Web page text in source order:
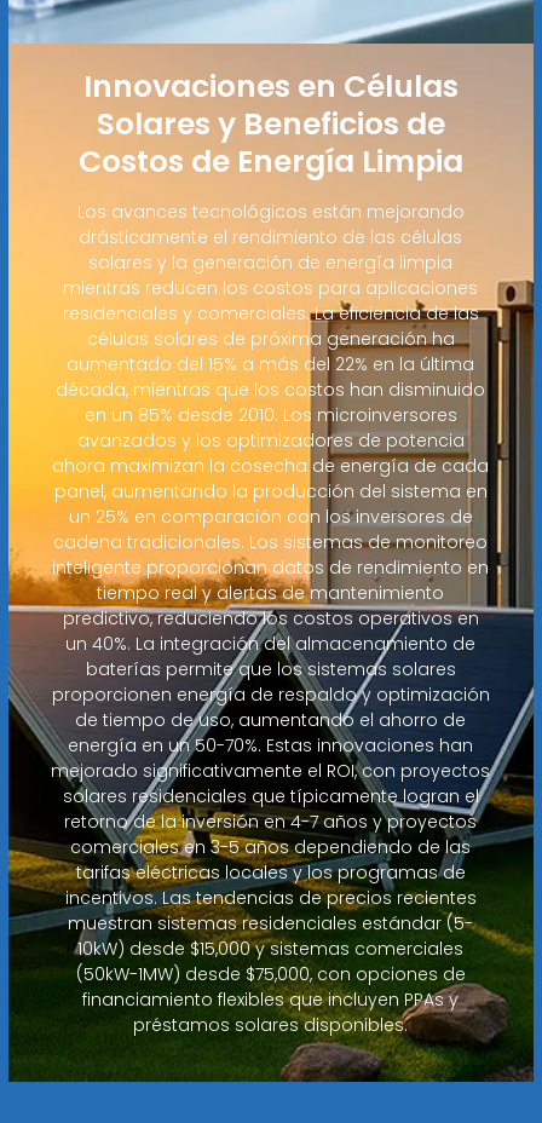
Innovaciones en Células
Solares y Beneficios de
Costos de Energía Limpia
Los avances tecnológicos están mejorando
drásticamente el rendimiento de las células
solares y la generación de energía limpia
mientras reducen los costos para aplicaciones
residenciales y comerciales. La eficiencia de las
células solares de próxima generación ha
aumentado del 15% a más del 22% en la última
década, mientras que los costos han disminuido
en un 85% desde 2010. Los microinversores
avanzados y los optimizadores de potencia
ahora maximizan la cosecha de energía de cada
panel, aumentando la producción del sistema en
un 25% en comparación con los inversores de
cadena tradicionales. Los sistemas de monitoreo
inteligente proporcionan datos de rendimiento en
tiempo real y alertas de mantenimiento
predictivo, reduciendo los costos operativos en
un 40%. La integración del almacenamiento de
baterías permite que los sistemas solares
proporcionen energía de respaldo y optimización
de tiempo de uso, aumentando el ahorro de
energía en un 50-70%. Estas innovaciones han
mejorado significativamente el ROI, con proyectos
solares residenciales que típicamente logran el
retorno de la inversión en 4-7 años y proyectos
comerciales en 3-5 años dependiendo de las
tarifas eléctricas locales y los programas de
incentivos. Las tendencias de precios recientes
muestran sistemas residenciales estándar (5-
10kW) desde $15,000 y sistemas comerciales
(50kW-1MW) desde $75,000, con opciones de
financiamiento flexibles que incluyen PPAs y
préstamos solares disponibles.